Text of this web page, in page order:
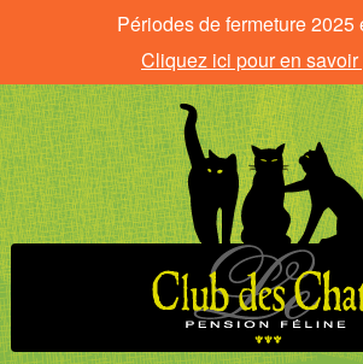
Périodes de fermeture 2025
Cliquez ici pour en